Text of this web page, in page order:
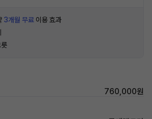
3개월 무료 이용 효과
760,000원